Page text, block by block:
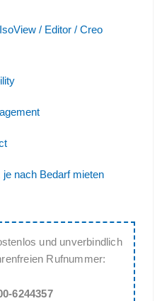
/ Editor / Creo
nach Bedarf mieten
und unverbindlich
Rufnummer:
6244357